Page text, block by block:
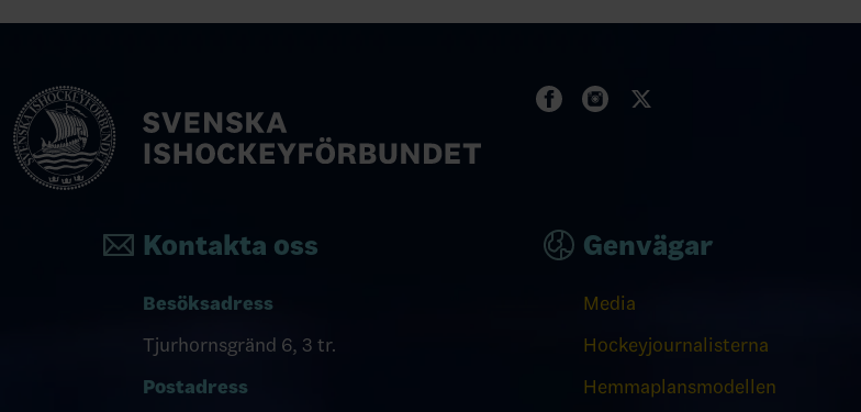
Kontakta oss
Besöksadress
Tjurhornsgränd 6, 3 tr.
Postadress
Genvägar
Media
Hockeyjournalisterna
Hemmaplansmodellen